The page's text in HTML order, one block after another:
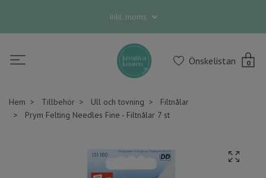
Inkl. moms
Önskelistan 0
Hem Tillbehör Ull och tovning
Filtnålar
Prym Felting Needles Fine - Filtnålar 7 st